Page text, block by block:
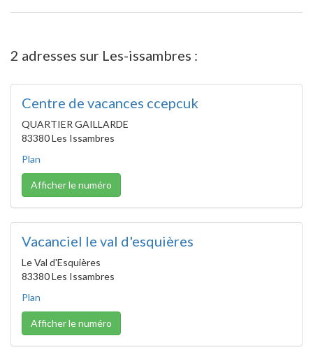
2 adresses sur Les-issambres :
Centre de vacances ccepcuk
QUARTIER GAILLARDE
83380 Les Issambres
Plan
Afficher le numéro
Vacanciel le val d'esquières
Le Val d'Esquières
83380 Les Issambres
Plan
Afficher le numéro